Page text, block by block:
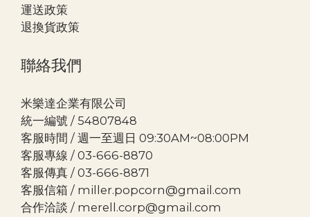
運送政策
退換貨政策
聯絡我們
米樂達企業有限公司
統一編號 / 54807848
客服時間 / 週一至週日 09:30AM~08:00PM
客服專線 / 03-666-8870
客服傳真 / 03-666-8871
客服信箱 / miller.popcorn@gmail.com
合作洽談 / merell.corp@gmail.com